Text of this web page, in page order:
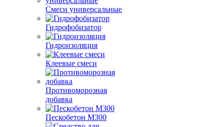
Смеси универсальные
Гидрофобизатор
Гидроизоляция
Клеевые смеси
Противоморозная
добавка
Пескобетон М300